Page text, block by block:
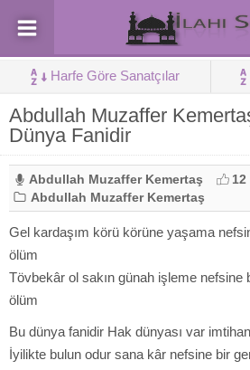
Harfe Göre Sanatçılar
Abdullah Muzaffer
Dünya Fanidir
Abdullah Muzaffer Kemertaş 12
Abdullah Muzaffer Kemertaş
Gel kardaşım körü körüne yaşama
ölüm
Tövbekâr ol sakın günah işleme nefsine
ölüm
Bu dünya fanidir Hak dünyası var
İyilikte bulun odur sana kâr nefsine bir